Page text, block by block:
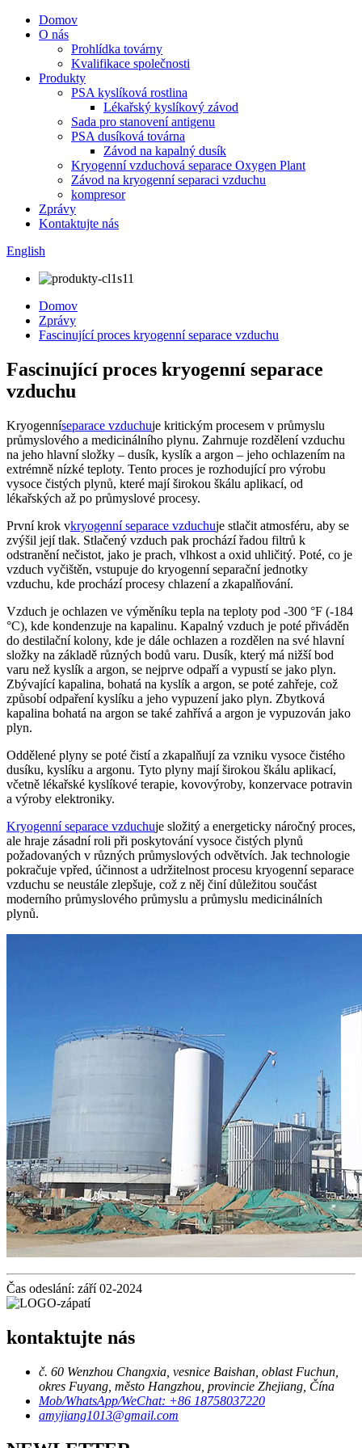
Domov
O nás
Prohlídka továrny
Kvalifikace společnosti
Produkty
PSA kyslíková rostlina
Lékařský kyslíkový závod
Sada pro stanovení antigenu
PSA dusíková továrna
Závod na kapalný dusík
Kryogenní vzduchová separace Oxygen Plant
Závod na kryogenní separaci vzduchu
kompresor
Zprávy
Kontaktujte nás
English
Domov
Zprávy
Fascinující proces kryogenní separace vzduchu
Fascinující proces kryogenní separace
vzduchu
Kryogenníseparace vzduchuje kritickým procesem v průmyslu
průmyslového a medicinálního plynu. Zahrnuje rozdělení vzduchu
na jeho hlavní složky – dusík, kyslík a argon – jeho ochlazením na
extrémně nízké teploty. Tento proces je rozhodující pro výrobu
vysoce čistých plynů, které mají širokou škálu aplikací, od
lékařských až po průmyslové procesy.
První krok vkryogenní separace vzduchuje stlačit atmosféru, aby se
zvýšil její tlak. Stlačený vzduch pak prochází řadou filtrů k
odstranění nečistot, jako je prach, vlhkost a oxid uhličitý. Poté, co je
vzduch vyčištěn, vstupuje do kryogenní separační jednotky
vzduchu, kde prochází procesy chlazení a zkapalňování.
Vzduch je ochlazen ve výměníku tepla na teploty pod -300 °F (-184
°C), kde kondenzuje na kapalinu. Kapalný vzduch je poté přiváděn
do destilační kolony, kde je dále ochlazen a rozdělen na své hlavní
složky na základě různých bodů varu. Dusík, který má nižší bod
varu než kyslík a argon, se nejprve odpaří a vypustí se jako plyn.
Zbývající kapalina, bohatá na kyslík a argon, se poté zahřeje, což
způsobí odpaření kyslíku a jeho vypuzení jako plyn. Zbytková
kapalina bohatá na argon se také zahřívá a argon je vypuzován jako
plyn.
Oddělené plyny se poté čistí a zkapalňují za vzniku vysoce čistého
dusíku, kyslíku a argonu. Tyto plyny mají širokou škálu aplikací,
včetně lékařské kyslíkové terapie, kovovýroby, konzervace potravin
a výroby elektroniky.
Kryogenní separace vzduchuje složitý a energeticky náročný proces,
ale hraje zásadní roli při poskytování vysoce čistých plynů
požadovaných v různých průmyslových odvětvích. Jak technologie
pokračuje vpřed, účinnost a udržitelnost procesu kryogenní separace
vzduchu se neustále zlepšuje, což z něj činí důležitou součást
moderního průmyslového průmyslu a průmyslu medicinálních
plynů.
Čas odeslání: září 02-2024
kontaktujte nás
č. 60 Wenzhou Changxia, vesnice Baishan, oblast Fuchun,
okres Fuyang, město Hangzhou, provincie Zhejiang, Čína
Mob/WhatsApp/WeChat: +86 18758037220
amyjiang1013@gmail.com